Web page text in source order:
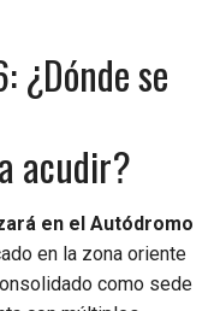
¿Dónde se
acudir?
en el Autódromo
en la zona oriente
como sede